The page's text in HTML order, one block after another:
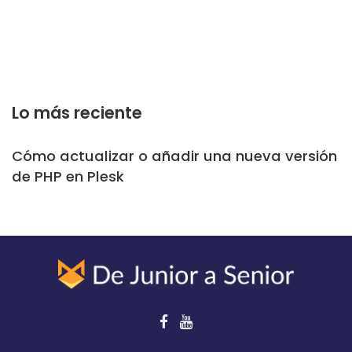
Lo más reciente
Cómo actualizar o añadir una nueva versión
de PHP en Plesk